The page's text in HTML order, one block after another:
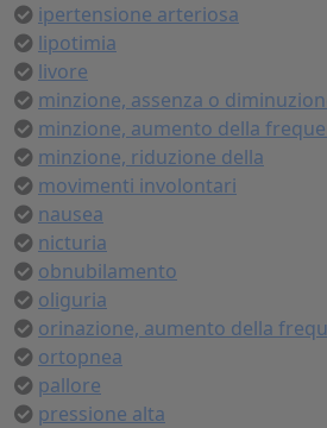
ipertensione arteriosa
lipotimia
livore
minzione, assenza o
minzione, aumento della
minzione, riduzione della
movimenti involontari
nausea
nicturia
obnubilamento
oliguria
orinazione, aumento della
ortopnea
pallore
pressione alta